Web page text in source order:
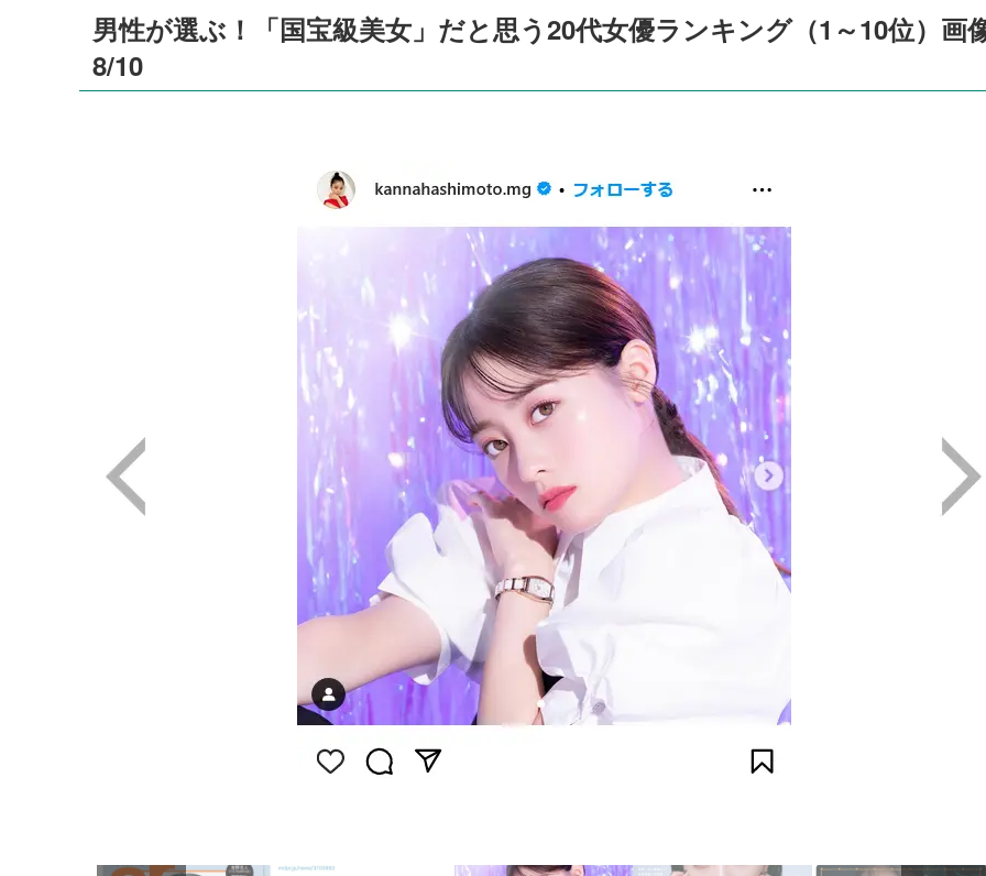
男性が選ぶ！「国宝級美女」だと思う20代女優ランキング（1～10位）画
8/10